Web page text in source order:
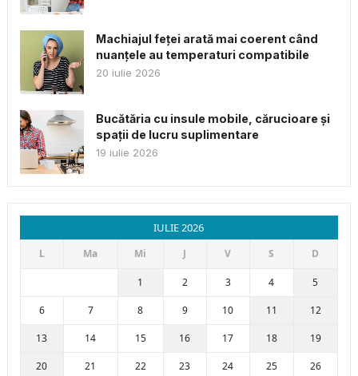
Machiajul feței arată mai coerent când
nuanțele au temperaturi compatibile
20 iulie 2026
Bucătăria cu insule mobile, cărucioare și
spații de lucru suplimentare
19 iulie 2026
IULIE 2026
L Ma Mi J V S D
1 2 3 4 5
6 7 8 9 10 11 12
13 14 15 16 17 18 19
20 21 22 23 24 25 26